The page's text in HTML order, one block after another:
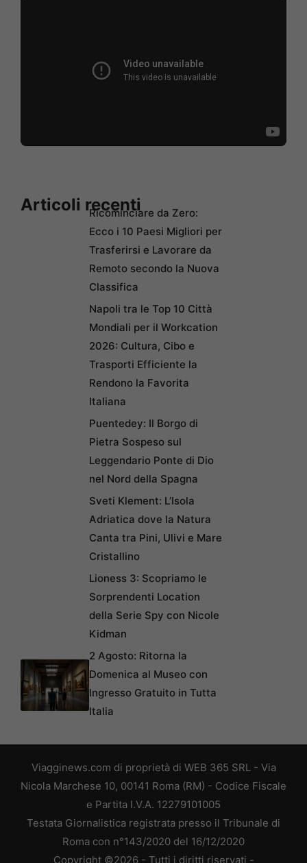
Articoli recentiRicominciare da Zero:
Ecco i 10 Paesi Migliori per
Trasferirsi e Lavorare da
Remoto secondo la Nuova
Classifica
Napoli tra le Top 10 Città
Mondiali per il Workcation
2026: Cultura, Cibo e
Trasporti Efficiente la
Rendono la Favorita
Italiana
Puentedey: Il Borgo di
Pietra Sospeso sul
Leggendario Ponte di Dio
nel Nord della Spagna
Sveti Klement: L’Isola
Adriatica dove la Natura
Canta tra Pini, Ulivi e Mare
Cristallino
Lioness 3: Scopriamo le
Sorprendenti Location
della Serie Spy con Nicole
Kidman
2 Agosto: Ritorna la
Domenica al Museo con
Ingresso Gratuito in Tutta
Italia
Viagginews.com di proprietà di WEB 365 SRL - Via
Nicola Marchese 10, 00141 Roma (RM) - Codice Fiscale
e Partita I.V.A. 12279101005
Testata Giornalistica registrata presso il Tribunale di
Roma con n°143/2020 del 16/12/2020
Copyright ©2026 - Tutti i diritti riservati -